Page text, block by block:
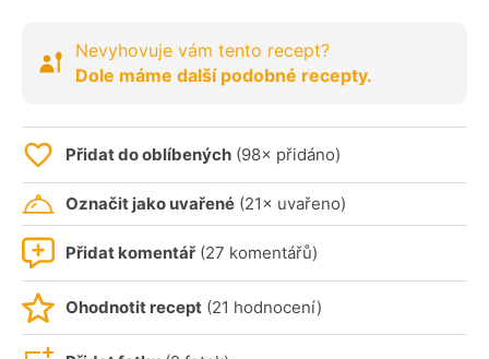
Nevyhovuje vám tento recept?
Dole máme další podobné recepty.
Přidat do oblíbených (98× přidáno)
Označit jako uvařené (21× uvařeno)
Přidat komentář (27 komentářů)
Ohodnotit recept (21 hodnocení)